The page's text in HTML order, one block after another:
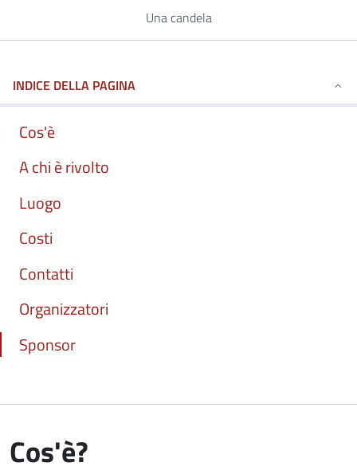
Una candela
INDICE DELLA PAGINA
Cos'è
A chi è rivolto
Luogo
Costi
Contatti
Organizzatori
Sponsor
Cos'è?